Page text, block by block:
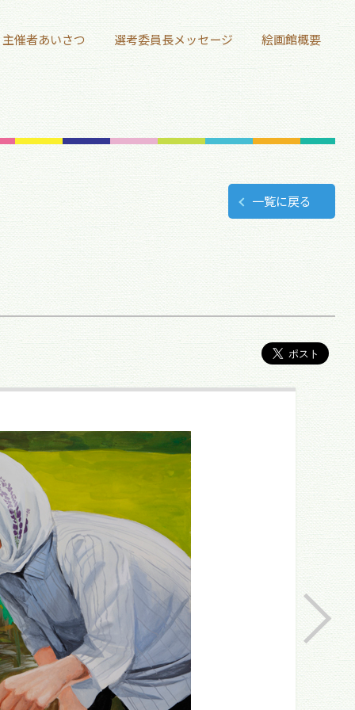
主催者あいさつ 選考委員長メッセージ 絵画館概要
一覧に戻る